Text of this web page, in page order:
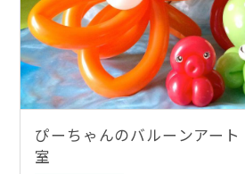
ぴーちゃんのバルーンアー
室